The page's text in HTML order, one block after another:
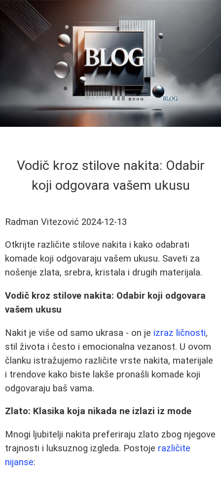
Vodič kroz stilove nakita: Odabir
koji odgovara vašem ukusu
Radman Vitezović 2024-12-13
Otkrijte različite stilove nakita i kako odabrati
komade koji odgovaraju vašem ukusu. Saveti za
nošenje zlata, srebra, kristala i drugih materijala.
Vodič kroz stilove nakita: Odabir koji odgovara
vašem ukusu
Nakit je više od samo ukrasa - on je izraz ličnosti,
stil života i često i emocionalna vezanost. U ovom
članku istražujemo različite vrste nakita, materijale
i trendove kako biste lakše pronašli komade koji
odgovaraju baš vama.
Zlato: Klasika koja nikada ne izlazi iz mode
Mnogi ljubitelji nakita preferiraju zlato zbog njegove
trajnosti i luksuznog izgleda. Postoje različite
nijanse: